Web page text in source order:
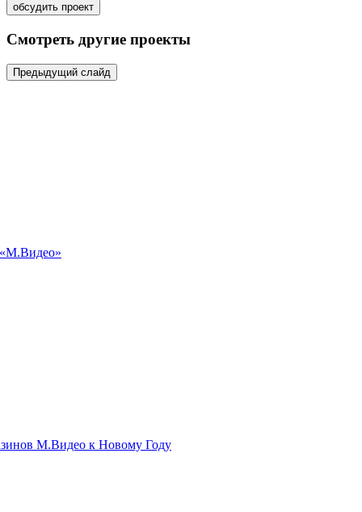
обсудить проект
Смотреть другие проекты
Предыдущий слайд
«М.Видео»
М.Видео к Новому Году